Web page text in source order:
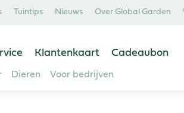
Tuintips Nieuws Over Global Garden
Klantenkaart Cadeaubon
Dieren Voor bedrijven